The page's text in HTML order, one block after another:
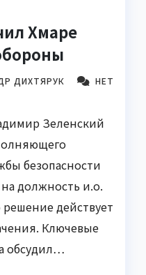
Хмаре
ДИХТЯРУК
НЕТ
Зеленский
безопасности
должность и.о.
действует
Ключевые
обсудил…